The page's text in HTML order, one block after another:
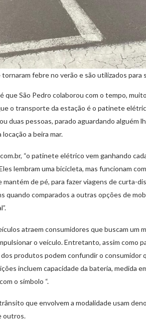
febre no verão e são utilizados para
que São Pedro colaborou com o tempo,
o transporte da estação é o patinete
duas pessoas, parado aguardando alguém
a beira mar.
“o patinete elétrico vem ganhando
lembram uma bicicleta, mas funcionam
mantém de pé, para fazer viagens de curta-
quando comparados a outras opções de
atraem consumidores que buscam
o veículo. Entretanto, assim como
produtos podem confundir o consumidor
incluem capacidade da bateria, medida
o símbolo “.
que envolvem a modalidade usam
outros.